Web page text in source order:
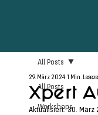
All Posts
Workshops
All Posts
Xpert
29. März 2024 1 Min.
Aktualisiert:30. März